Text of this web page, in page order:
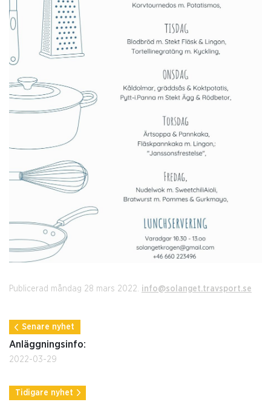
Publicerad måndag 28 mars 2022. info@solanget.travsport.se
Senare nyhet
Anläggningsinfo:
2022-03-29
Tidigare nyhet